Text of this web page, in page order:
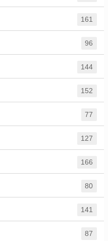
161
96
144
152
77
127
166
80
141
87